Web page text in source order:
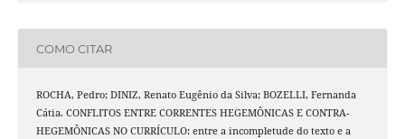
COMO CITAR
ROCHA, Pedro; DINIZ, Renato Eugênio da Silva; BOZELLI, Fernanda
Cátia. CONFLITOS ENTRE CORRENTES HEGEMÔNICAS E CONTRA-
HEGEMÔNICAS NO CURRÍCULO: entre a incompletude do texto e a